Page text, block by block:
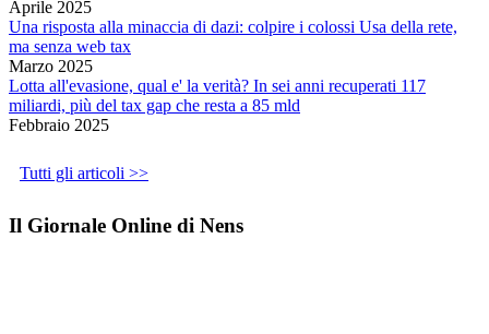
Aprile 2025
Una risposta alla minaccia di dazi: colpire i colossi Usa della rete,
ma senza web tax
Marzo 2025
Lotta all'evasione, qual e' la verità? In sei anni recuperati 117
miliardi, più del tax gap che resta a 85 mld
Febbraio 2025
Tutti gli articoli >>
Il Giornale Online di Nens